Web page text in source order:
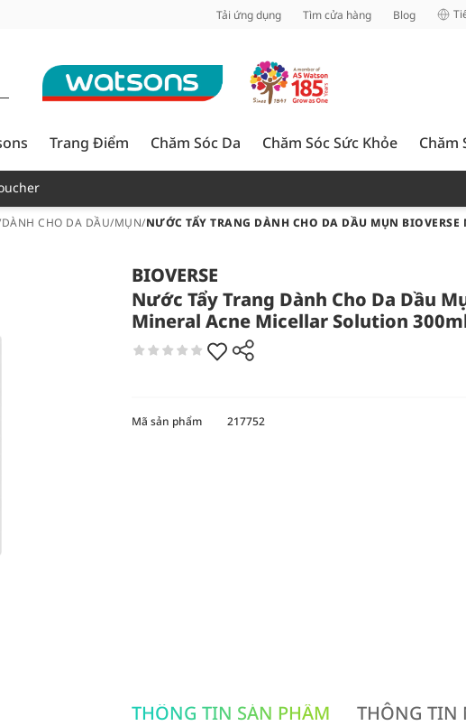
TP. Hồ Chí Minh Tải ứng dụng Tìm cửa hàng Blog
Trang Điểm Chăm Sóc Da Chăm Sóc Sức Khỏe Chăm
DÀNH CHO DA DẦU/MỤN/NƯỚC TẨY TRANG DÀNH CHO DA DẦU MỤN
BIOVERSE
Nước Tẩy Trang Dành Cho Da Dầu
Mineral Acne Micellar Solution
Mã sản phẩm 217752
THÔNG TIN SẢN PHẨM THÔNG TIN